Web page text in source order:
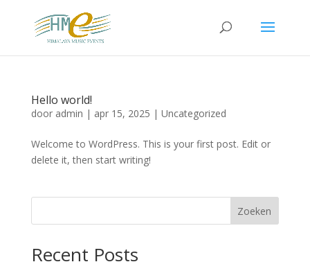
Hello world!
door admin | apr 15, 2025 | Uncategorized
Welcome to WordPress. This is your first post. Edit or
delete it, then start writing!
Zoeken
Recent Posts